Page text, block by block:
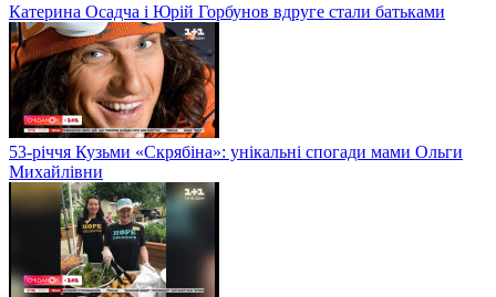
Катерина Осадча і Юрій Горбунов вдруге стали батьками
53-річчя Кузьми «Скрябіна»: унікальні спогади мами Ольги
Михайлівни